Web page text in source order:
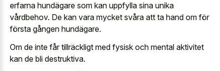
erfarna hundägare som kan uppfylla sina unika
vårdbehov. De kan vara mycket svåra att ta hand om för
första gången hundägare.
Om de inte får tillräckligt med fysisk och mental aktivitet
kan de bli destruktiva.